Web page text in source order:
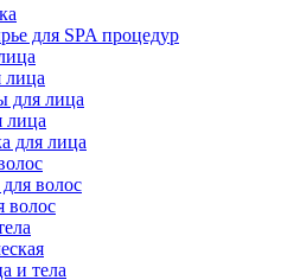
для SPA процедур
лица
для лица
лица
для лица
волос
волос
и тела